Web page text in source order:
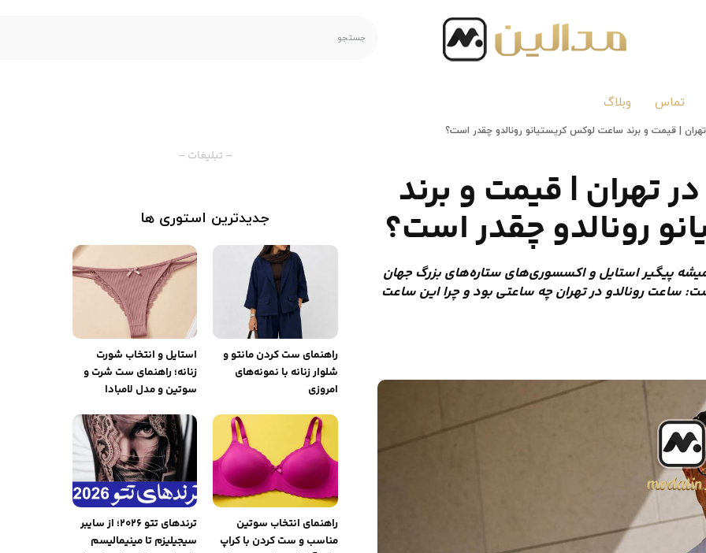
تماس وبلاگ
| قیمت و برند ساعت لوکس کریستیانو رونالدو چقدر است؟
تهران | قیمت و برند
رونالدو چقدر است؟
پیگیر استایل و اکسسوری‌های ستاره‌های بزرگ جهان
ساعت رونالدو در تهران چه ساعتی بود و چرا این ساعت
– تبلیغات –
جدیدترین استوری ها
راهنمای ست کردن مانتو و
شلوار زنانه با نمونه‌های
امروزی
استایل و انتخاب شورت
زنانه؛ راهنمای ست شرت و
سوتین و مدل لامبادا
راهنمای انتخاب سوتین
مناسب و ست کردن با کراپ
ترندهای تتو ۲۰۲۶؛ از سایبر
سیجیلیزم تا مینیمالیسم